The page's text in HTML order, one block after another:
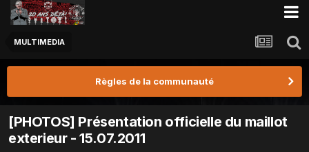
MULTIMEDIA
Règles de la communauté
[PHOTOS] Présentation officielle du maillot
exterieur - 15.07.2011